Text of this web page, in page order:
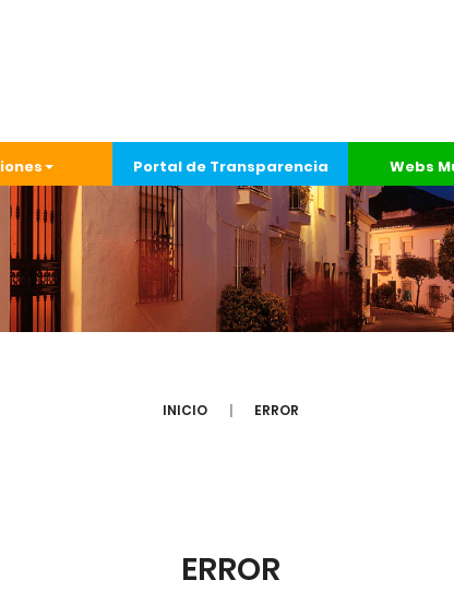
Portal de Transparencia Webs
INICIO ERROR
ERROR